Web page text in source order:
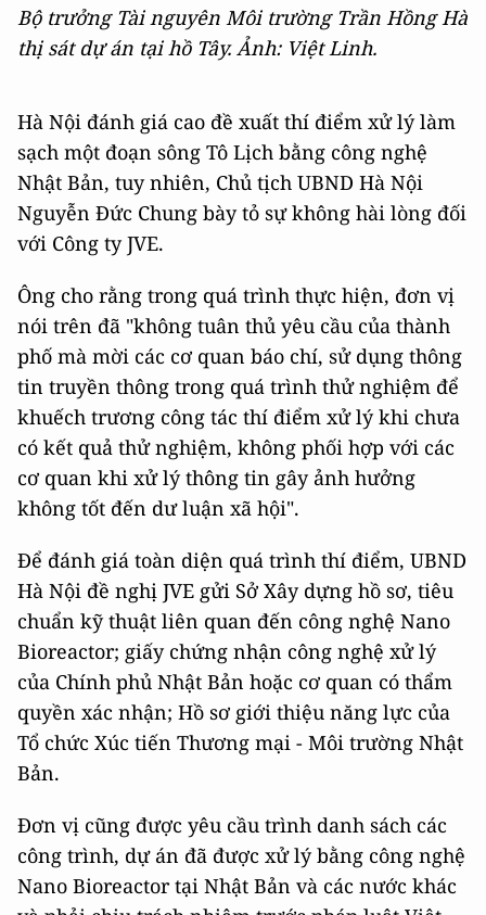
Bộ trưởng Tài nguyên Môi trường Trần Hồng Hà
thị sát dự án tại hồ Tây. Ảnh: Việt Linh.
Hà Nội đánh giá cao đề xuất thí điểm xử lý làm
sạch một đoạn sông Tô Lịch bằng công nghệ
Nhật Bản, tuy nhiên, Chủ tịch UBND Hà Nội
Nguyễn Đức Chung bày tỏ sự không hài lòng đối
với Công ty JVE.
Ông cho rằng trong quá trình thực hiện, đơn vị
nói trên đã "không tuân thủ yêu cầu của thành
phố mà mời các cơ quan báo chí, sử dụng thông
tin truyền thông trong quá trình thử nghiệm để
khuếch trương công tác thí điểm xử lý khi chưa
có kết quả thử nghiệm, không phối hợp với các
cơ quan khi xử lý thông tin gây ảnh hưởng
không tốt đến dư luận xã hội".
Để đánh giá toàn diện quá trình thí điểm, UBND
Hà Nội đề nghị JVE gửi Sở Xây dựng hồ sơ, tiêu
chuẩn kỹ thuật liên quan đến công nghệ Nano
Bioreactor; giấy chứng nhận công nghệ xử lý
của Chính phủ Nhật Bản hoặc cơ quan có thẩm
quyền xác nhận; Hồ sơ giới thiệu năng lực của
Tổ chức Xúc tiến Thương mại - Môi trường Nhật
Bản.
Đơn vị cũng được yêu cầu trình danh sách các
công trình, dự án đã được xử lý bằng công nghệ
Nano Bioreactor tại Nhật Bản và các nước khác